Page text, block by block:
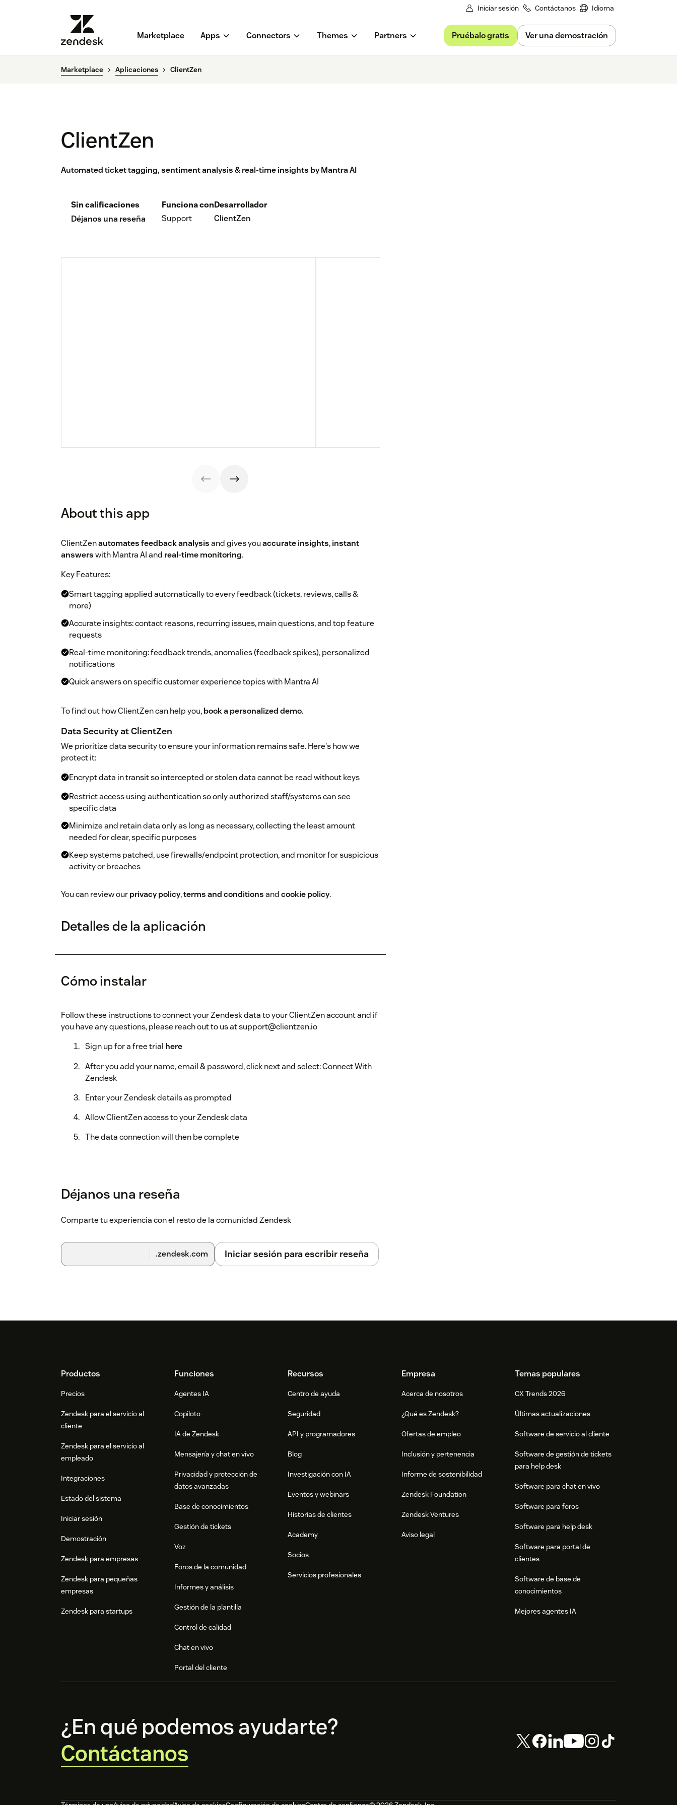
Iniciar sesión Contáctanos Idioma
Marketplace Apps Connectors Themes Partners Pruébalo gratis Ver una demostración
Marketplace Aplicaciones ClientZen
ClientZen
Automated ticket tagging, sentiment analysis & real-time insights by Mantra AI
Sin calificaciones
Déjanos una reseña
Funciona con
Support
Desarrollador
ClientZen
About this app
ClientZenautomates feedback analysisand gives youaccurate insights,instant
answerswith Mantra AI and real-time monitoring.
Key Features:
Smart tagging applied automatically to every feedback (tickets, reviews, calls &
more)
Accurate insights: contact reasons, recurring issues, main questions, and top feature
requests
Real-time monitoring: feedback trends, anomalies (feedback spikes), personalized
notifications
Quick answers on specific customer experience topics with Mantra AI
To find out how ClientZen can help you,book a personalized demo.
Data Security at ClientZen
We prioritize data security to ensure your information remains safe. Here's how we
protect it:
Encrypt data in transit so intercepted or stolen data cannot be read without keys
Restrict access using authentication so only authorized staff/systems can see
specific data
Minimize and retain data only as long as necessary, collecting the least amount
needed for clear, specific purposes
Keep systems patched, use firewalls/endpoint protection, and monitor for suspicious
activity or breaches
You can review ourprivacy policy,terms and conditionsandcookie policy.
Detalles de la aplicación
Cómo instalar
Follow these instructions to connect your Zendesk data to your ClientZen account and if
you have any questions, please reach out to us at support@clientzen.io
Sign up for a free trial here
After you add your name, email & password, click next and select: Connect With
Zendesk
Enter your Zendesk details as prompted
Allow ClientZen access to your Zendesk data
The data connection will then be complete
Déjanos una reseña
Comparte tu experiencia con el resto de la comunidad Zendesk
.zendesk.com Iniciar sesión para escribir reseña
FooterProductos
Precios
Zendesk para el servicio al
cliente
Zendesk para el servicio al
empleado
Integraciones
Estado del sistema
Iniciar sesión
Demostración
Zendesk para empresas
Zendesk para pequeñas
empresas
Zendesk para startups
Funciones
Agentes IA
Copiloto
IA de Zendesk
Mensajería y chat en vivo
Privacidad y protección de
datos avanzadas
Base de conocimientos
Gestión de tickets
Voz
Foros de la comunidad
Informes y análisis
Gestión de la plantilla
Control de calidad
Chat en vivo
Portal del cliente
Recursos
Centro de ayuda
Seguridad
API y programadores
Blog
Investigación con IA
Eventos y webinars
Historias de clientes
Academy
Socios
Servicios profesionales
Empresa
Acerca de nosotros
¿Qué es Zendesk?
Ofertas de empleo
Inclusión y pertenencia
Informe de sostenibilidad
Zendesk Foundation
Zendesk Ventures
Aviso legal
Temas populares
CX Trends 2026
Últimas actualizaciones
Software de servicio al cliente
Software de gestión de tickets
para help desk
Software para chat en vivo
Software para foros
Software para help desk
Software para portal de
clientes
Software de base de
conocimientos
Mejores agentes IA
¿En qué podemos ayudarte?
Contáctanos